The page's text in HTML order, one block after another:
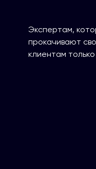
Экспертам,
прокачивают
клиентам